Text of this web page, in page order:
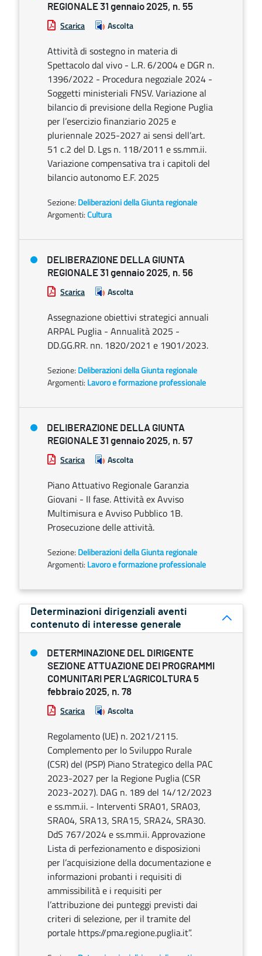
REGIONALE 31 gennaio 2025, n. 55
Scarica Ascolta
Attività di sostegno in materia di
Spettacolo dal vivo - L.R. 6/2004 e DGR n.
1396/2022 - Procedura negoziale 2024 -
Soggetti ministeriali FNSV. Variazione al
bilancio di previsione della Regione Puglia
per l’esercizio finanziario 2025 e
pluriennale 2025-2027 ai sensi dell’art.
51 c.2 del D. Lgs n. 118/2011 e ss.mm.ii.
Variazione compensativa tra i capitoli del
bilancio autonomo E.F. 2025
Sezione: Deliberazioni della Giunta regionale
Argomenti:Cultura
DELIBERAZIONE DELLA GIUNTA
REGIONALE 31 gennaio 2025, n. 56
Scarica Ascolta
Assegnazione obiettivi strategici annuali
ARPAL Puglia - Annualità 2025 -
DD.GG.RR. nn. 1820/2021 e 1901/2023.
Sezione: Deliberazioni della Giunta regionale
Argomenti: Lavoro e formazione professionale
DELIBERAZIONE DELLA GIUNTA
REGIONALE 31 gennaio 2025, n. 57
Scarica Ascolta
Piano Attuativo Regionale Garanzia
Giovani - II fase. Attività ex Avviso
Multimisura e Avviso Pubblico 1B.
Prosecuzione delle attività.
Sezione: Deliberazioni della Giunta regionale
Argomenti: Lavoro e formazione professionale
Determinazioni dirigenziali aventi
contenuto di interesse generale
DETERMINAZIONE DEL DIRIGENTE
SEZIONE ATTUAZIONE DEI PROGRAMMI
COMUNITARI PER L’AGRICOLTURA 5
febbraio 2025, n. 78
Scarica Ascolta
Regolamento (UE) n. 2021/2115.
Complemento per lo Sviluppo Rurale
(CSR) del (PSP) Piano Strategico della PAC
2023-2027 per la Regione Puglia (CSR
2023-2027). DAG n. 189 del 14/12/2023
e ss.mm.ii. - Interventi SRA01, SRA03,
SRA04, SRA13, SRA15, SRA24, SRA30.
DdS 767/2024 e ss.mm.ii. Approvazione
Lista di perfezionamento e disposizioni
per l’acquisizione della documentazione e
informazioni probanti i requisiti di
ammissibilità e i requisiti per
l’attribuzione dei punteggi previsti dai
criteri di selezione, per il tramite del
portale https://pma.regione.puglia.it”.